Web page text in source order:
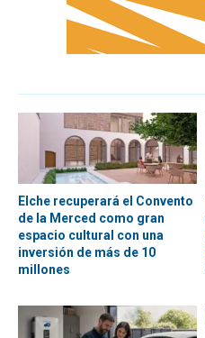
Elche recuperará el Convento
de la Merced como gran
espacio cultural con una
inversión de más de 10
millones